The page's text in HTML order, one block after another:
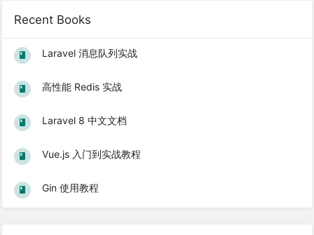
Recent Books
Laravel 消息队列实战
高性能 Redis 实战
Laravel 8 中文文档
Vue.js 入门到实战教程
Gin 使用教程